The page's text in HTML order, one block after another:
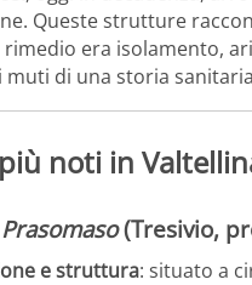
Queste strutture
rimedio era isolamento,
di una storia
noti in
Prasomaso(Tresivio,
e struttura: situato a